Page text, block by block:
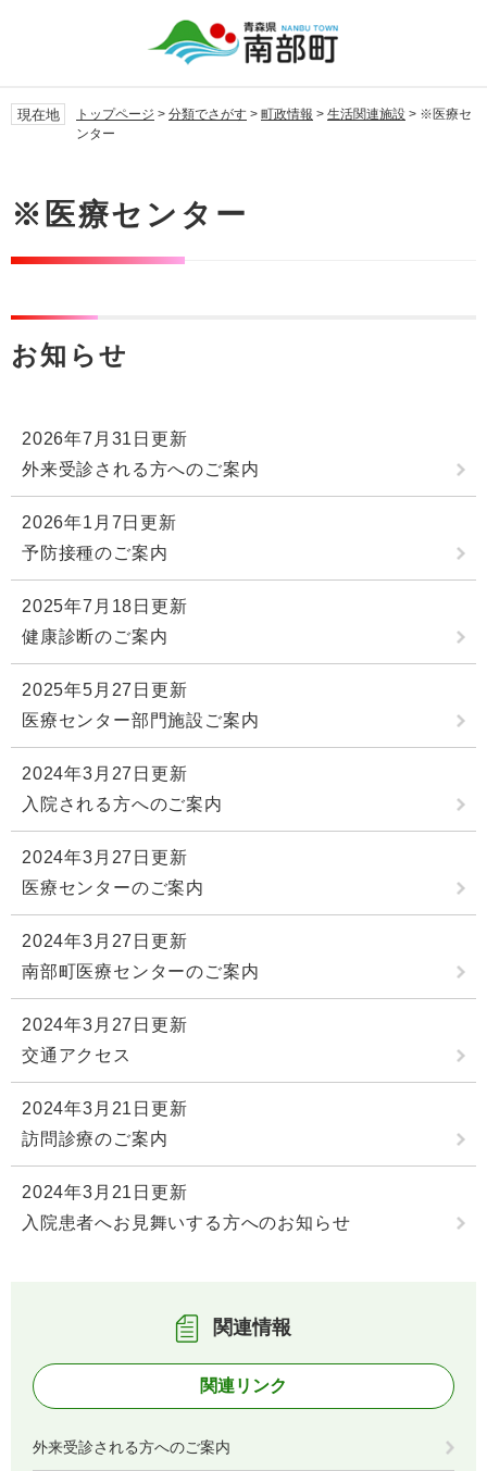
先
頭
を
飛
へ
現在地 トップページ > 分類でさがす > 町政情報 > 生活関連施設 > ※医療セ
ンター
文
※医療センター
お知らせ
2026年7月31日更新
外来受診される方へのご案内
2026年1月7日更新
予防接種のご案内
2025年7月18日更新
健康診断のご案内
2025年5月27日更新
医療センター部門施設ご案内
2024年3月27日更新
入院される方へのご案内
2024年3月27日更新
医療センターのご案内
2024年3月27日更新
南部町医療センターのご案内
2024年3月27日更新
交通アクセス
2024年3月21日更新
訪問診療のご案内
2024年3月21日更新
入院患者へお見舞いする方へのお知らせ
関連情報
関連リンク
外来受診される方へのご案内